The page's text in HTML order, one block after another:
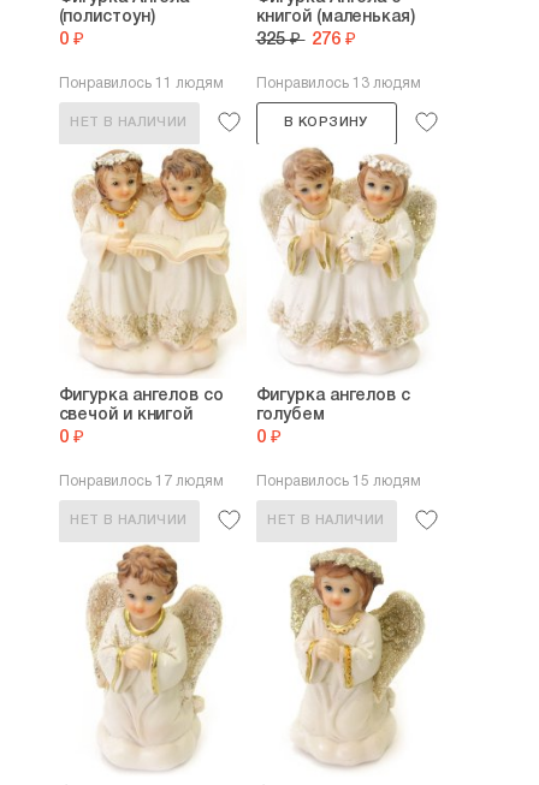
(полистоун)
0 ₽
Понравилось 11 людям
НЕТ В НАЛИЧИИ
книгой (маленькая)
325 ₽ 276 ₽
Понравилось 13 людям
В КОРЗИНУ
Фигурка ангелов со
свечой и книгой
0 ₽
Понравилось 17 людям
НЕТ В НАЛИЧИИ
Фигурка ангелов с
голубем
0 ₽
Понравилось 15 людям
НЕТ В НАЛИЧИИ